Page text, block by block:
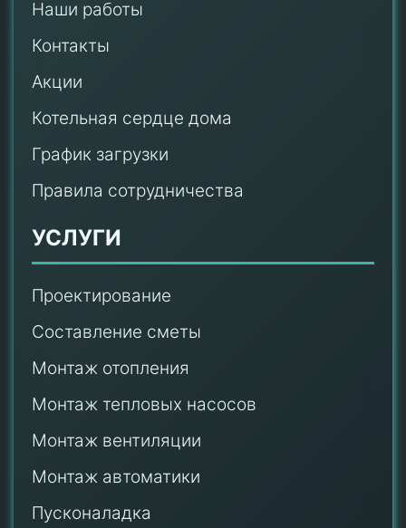
Наши работы
Контакты
Акции
Котельная сердце дома
График загрузки
Правила сотрудничества
УСЛУГИ
Проектирование
Составление сметы
Монтаж отопления
Монтаж тепловых насосов
Монтаж вентиляции
Монтаж автоматики
Пусконаладка